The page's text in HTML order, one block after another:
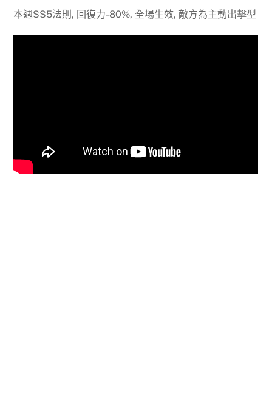
本週SS5法則, 回復力-80%, 全場生效, 敵方為主動出擊型